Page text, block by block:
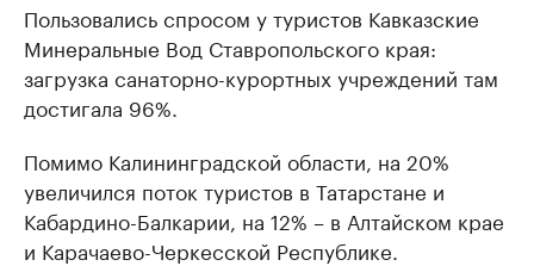
Пользовались спросом у туристов Кавказские
Минеральные Вод Ставропольского края:
загрузка санаторно-курортных учреждений там
достигала 96%.
Помимо Калининградской области, на 20%
увеличился поток туристов в Татарстане и
Кабардино-Балкарии, на 12% – в Алтайском крае
и Карачаево-Черкесской Республике.